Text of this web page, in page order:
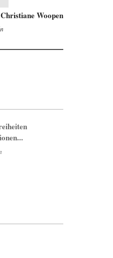
Woopen